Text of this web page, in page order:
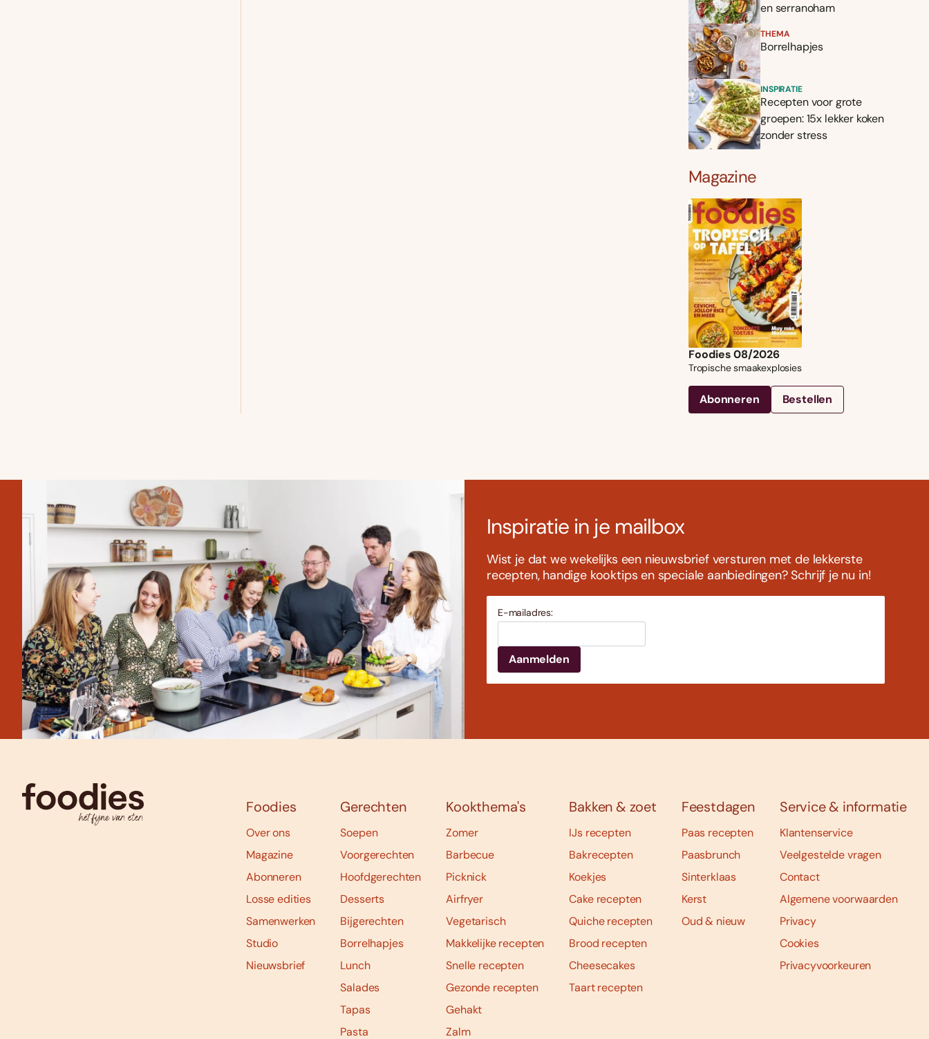
en serranoham
THEMA
Borrelhapjes
INSPIRATIE
Recepten voor grote
groepen: 15x lekker koken
zonder stress
Magazine
Foodies 08/2026
Tropische smaakexplosies
Abonneren Bestellen
Inspiratie in je mailbox
Wist je dat we wekelijks een nieuwsbrief versturen met de lekkerste
recepten, handige kooktips en speciale aanbiedingen? Schrijf je nu in!
E-mailadres:
Foodies
Over ons
Magazine
Abonneren
Losse edities
Samenwerken
Studio
Nieuwsbrief
Gerechten
Soepen
Voorgerechten
Hoofdgerechten
Desserts
Bijgerechten
Borrelhapjes
Lunch
Salades
Tapas
Pasta
Kookthema's
Zomer
Barbecue
Picknick
Airfryer
Vegetarisch
Makkelijke recepten
Snelle recepten
Gezonde recepten
Gehakt
Zalm
Bakken & zoet
IJs recepten
Bakrecepten
Koekjes
Cake recepten
Quiche recepten
Brood recepten
Cheesecakes
Taart recepten
Feestdagen
Paas recepten
Paasbrunch
Sinterklaas
Kerst
Oud & nieuw
Service & informatie
Klantenservice
Veelgestelde vragen
Contact
Algemene voorwaarden
Privacy
Cookies
Privacyvoorkeuren